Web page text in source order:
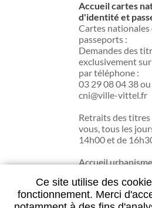
Ce site utilise des
fonctionnement. Merci
Accueil cartes
d'identité et
Cartes
passeports :
Demandes des
exclusivement
par téléphone :
03 29 08 04 38
cni@ville-vittel.fr
Retraits des titres
vous, tous les
14h00 et de
Accueil urbanisme
17h30.